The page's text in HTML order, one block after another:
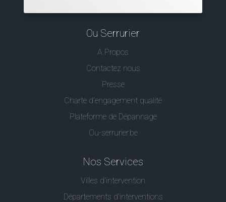
Ou Serrurier
A Propos
Contactez nous
Presse
Charte d’engagement qualité
Plateforme de Dépannage
Ou-serrurier.be
Nos Services
Villes d'intervention
Départements d'interventions